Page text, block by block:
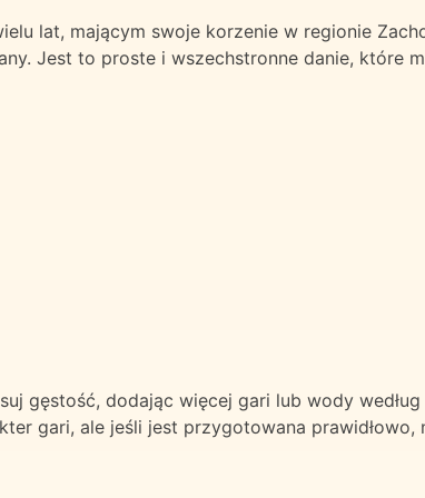
lat, mającym swoje korzenie w regionie
Jest to proste i wszechstronne danie, które
gęstość, dodając więcej gari lub wody
gari, ale jeśli jest przygotowana